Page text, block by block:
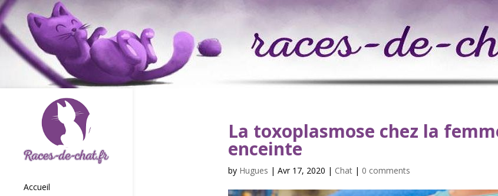
Accueil
La toxoplasmose chez la
enceinte
by Hugues | Avr 17, 2020 | Chat | 0 comments